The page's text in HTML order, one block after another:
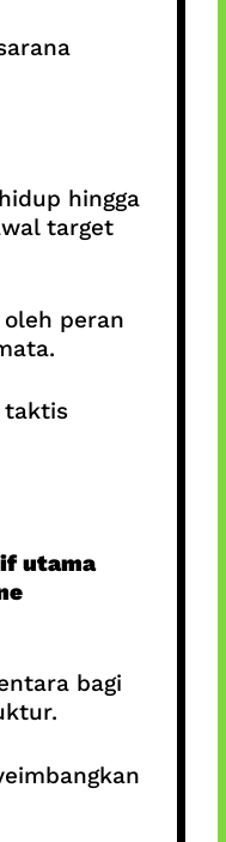
hingga
target
peran
taktis
utama
bagi